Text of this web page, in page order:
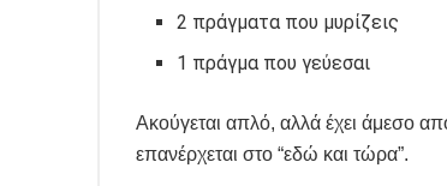
2 πράγματα που μυρίζεις
1 πράγμα που γεύεσαι
Ακούγεται απλό, αλλά έχει άμεσο
επανέρχεται στο “εδώ και τώρα”.